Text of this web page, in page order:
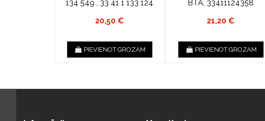
134 549 , 33 41 1 133 124
20,50 €
PIEVIENOT GROZAM
BTA, 33411124358
21,20 €
PIEVIENOT GROZAM